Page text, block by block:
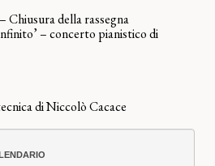
Chiusura della rassegna
– concerto pianistico di
di Niccolò Cacace